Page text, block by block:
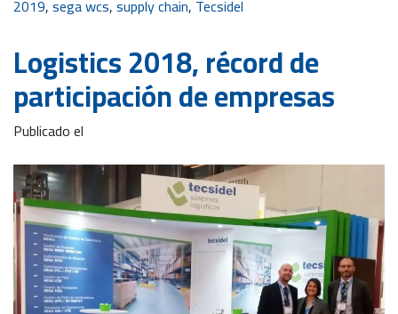
2019,sega wcs,supply chain, Tecsidel
Logistics 2018, récord de
participación de empresas
Publicado el